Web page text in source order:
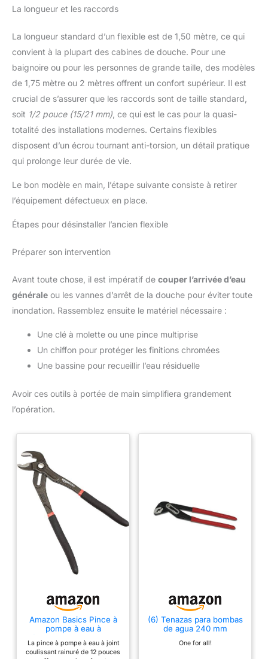
La longueur et les raccords
La longueur standard d’un flexible est de 1,50 mètre, ce qui
convient à la plupart des cabines de douche. Pour une
baignoire ou pour les personnes de grande taille, des modèles
de 1,75 mètre ou 2 mètres offrent un confort supérieur. Il est
crucial de s’assurer que les raccords sont de taille standard,
soit 1/2 pouce (15/21 mm) , ce qui est le cas pour la quasi-
totalité des installations modernes. Certains flexibles
disposent d’un écrou tournant anti-torsion, un détail pratique
qui prolonge leur durée de vie.
Le bon modèle en main, l’étape suivante consiste à retirer
l’équipement défectueux en place.
Étapes pour désinstaller l’ancien flexible
Préparer son intervention
Avant toute chose, il est impératif de couper l’arrivée d’eau
générale ou les vannes d’arrêt de la douche pour éviter toute
inondation. Rassemblez ensuite le matériel nécessaire :
Une clé à molette ou une pince multiprise
Un chiffon pour protéger les finitions chromées
Une bassine pour recueillir l’eau résiduelle
Avoir ces outils à portée de main simplifiera grandement
l’opération.
Amazon Basics Pince à
pompe à eau à
coulissant rainuré de 12
po, Noir
La pince à pompe à eau à joint
coulissant rainuré de 12 pouces
(6) Tenazas para bombas
de agua 240 mm
One for all!